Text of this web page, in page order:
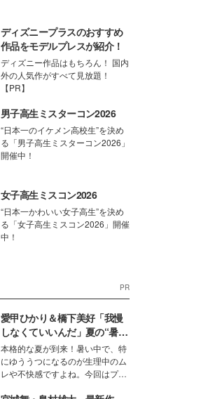
ディズニープラスのおすすめ
作品をモデルプレスが紹介！
ディズニー作品はもちろん！ 国内
外の人気作がすべて見放題！
【PR】
男子高生ミスターコン2026
“日本一のイケメン高校生”を決め
る「男子高生ミスターコン2026」
開催中！
女子高生ミスコン2026
“日本一かわいい女子高生”を決め
る「女子高生ミスコン2026」開催
中！
PR
愛甲ひかり＆橋下美好「我慢
しなくていいんだ」夏の“暑さ
対策”の新しい選択肢とは？
本格的な夏が到来！暑い中で、特
にゆううつになるのが生理中のム
レや不快感ですよね。今回はプラ